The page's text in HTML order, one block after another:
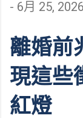
- 6月 25, 2026
離婚前
現這些
紅燈